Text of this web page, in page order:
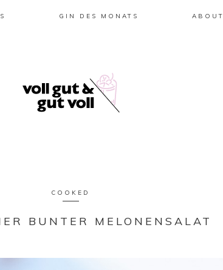
GIN DES MONATS ABOUT
COOKED
BUNTER MELONENSALAT